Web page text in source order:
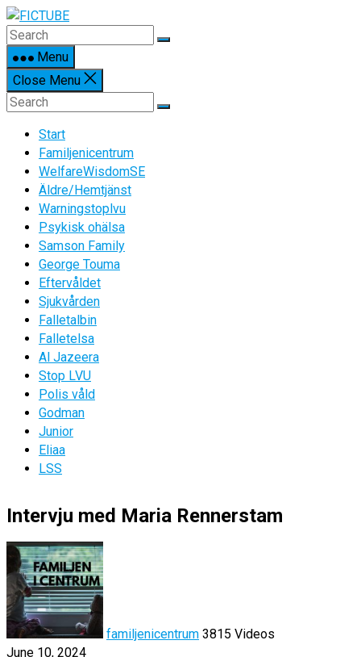
Skip
to
contentMenu
Close Menu
Start
Familjenicentrum
WelfareWisdomSE
Äldre/Hemtjänst
Warningstoplvu
Psykisk ohälsa
Samson Family
George Touma
Eftervåldet
Sjukvården
Falletalbin
Falletelsa
Al Jazeera
Stop LVU
Polis våld
Godman
Junior
Eliaa
LSS
Intervju med Maria Rennerstam
familjenicentrum 3815 Videos
June 10, 2024